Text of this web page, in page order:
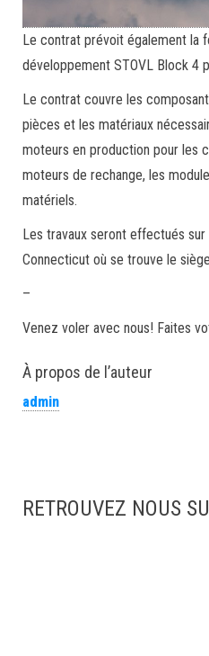
Le contrat prévoit également la
développement STOVL Block 4
Le contrat couvre les
pièces et les matériaux
moteurs en production pour les
moteurs de rechange, les
matériels.
Les travaux seront effectués
Connecticut où se trouve le
–
Venez voler avec nous! Faites
À propos de l’auteur
admin
RETROUVEZ NOUS